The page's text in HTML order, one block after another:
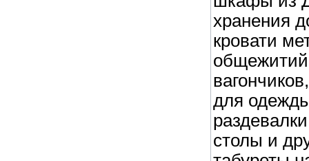
хранения
кровати
для
столы и